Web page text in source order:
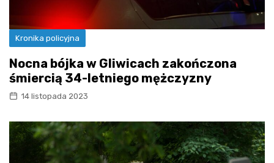
Kronika policyjna
Nocna bójka w Gliwicach zakończona
śmiercią 34-letniego mężczyzny
14 listopada 2023